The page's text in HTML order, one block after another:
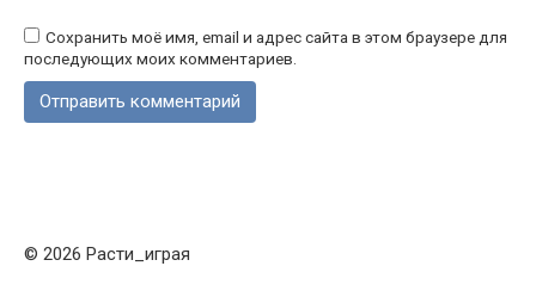
Сохранить моё имя, email и адрес сайта в этом браузере для
последующих моих комментариев.
© 2026 Расти_играя